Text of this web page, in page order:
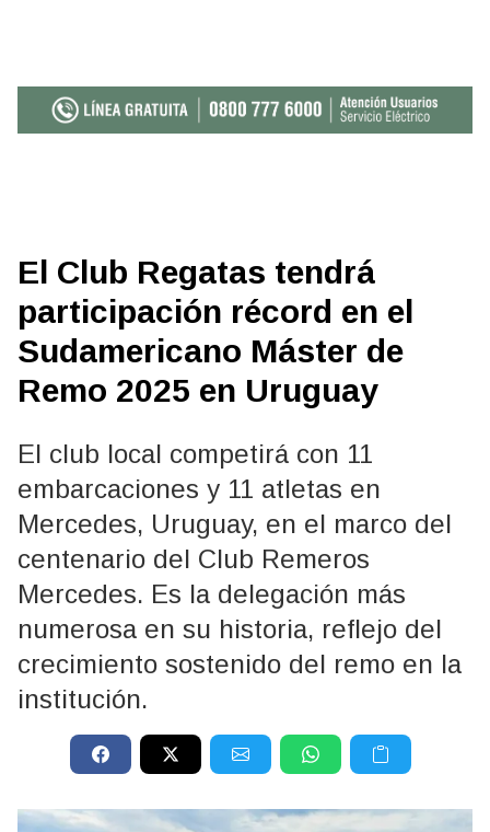
El Club Regatas tendrá
participación récord en el
Sudamericano Máster de
Remo 2025 en Uruguay
El club local competirá con 11
embarcaciones y 11 atletas en
Mercedes, Uruguay, en el marco del
centenario del Club Remeros
Mercedes. Es la delegación más
numerosa en su historia, reflejo del
crecimiento sostenido del remo en la
institución.